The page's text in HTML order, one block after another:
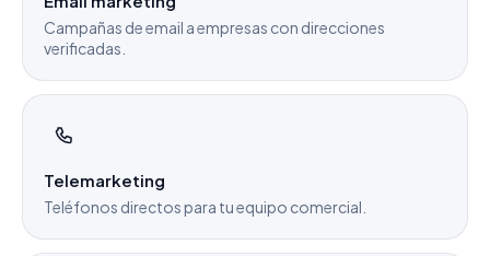
Campañas de email a empresas con direcciones
verificadas.
Telemarketing
Teléfonos directos para tu equipo comercial.